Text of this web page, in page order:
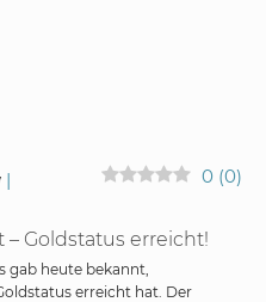
– Goldstatus erreicht!
0 (0)
gab heute bekannt,
erreicht hat. Der